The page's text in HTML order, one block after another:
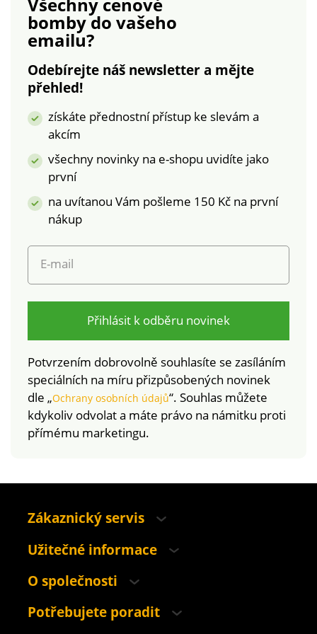
paspulkou, zapínané
na zip. Vnitřní
kapsička na knoflík.
podšitá. Z
nepromokavého
v pračce.
úprava. Lze prát v
bombydo vašeho
emailu?
Odebírejte náš newsletter a mějte
přehled!
získáte přednostní přístup ke slevám a
akcím
všechny novinky na e-shopu uvidíte jako
první
na uvítanou Vám pošleme 150 Kč na první
nákup
E-mail
Přihlásit k odběru novinek
Potvrzením dobrovolně souhlasíte se zasíláním
speciálních na míru přizpůsobených novinek
dle „Ochrany osobních údajů“. Souhlas můžete
kdykoliv odvolat a máte právo na námitku proti
přímému marketingu.
Zákaznický servis
Užitečné informace
O společnosti
Potřebujete poradit